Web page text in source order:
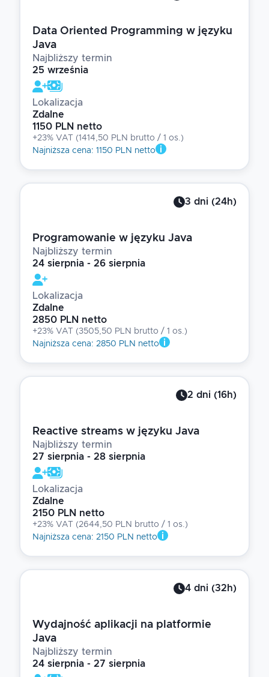
Data Oriented Programming w języku
Java
Najbliższy termin
25 września
Lokalizacja
Zdalne
1150 PLN netto
+23% VAT (1414,50 PLN brutto / 1 os.)
Najniższa cena: 1150 PLN netto
3 dni (24h)
Programowanie w języku Java
Najbliższy termin
24 sierpnia - 26 sierpnia
Lokalizacja
Zdalne
2850 PLN netto
+23% VAT (3505,50 PLN brutto / 1 os.)
Najniższa cena: 2850 PLN netto
2 dni (16h)
Reactive streams w języku Java
Najbliższy termin
27 sierpnia - 28 sierpnia
Lokalizacja
Zdalne
2150 PLN netto
+23% VAT (2644,50 PLN brutto / 1 os.)
Najniższa cena: 2150 PLN netto
4 dni (32 h)
Wydajność aplikacji na platformie
Java
Najbliższy termin
24 sierpnia - 27 sierpnia